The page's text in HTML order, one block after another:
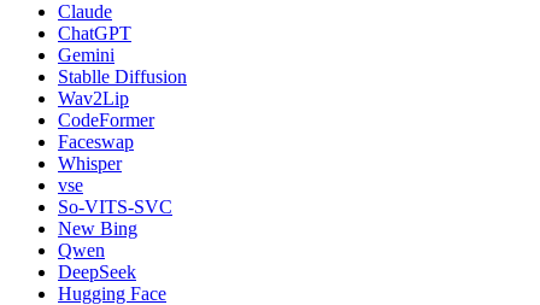
Claude
ChatGPT
Gemini
Stablle Diffusion
Wav2Lip
CodeFormer
Faceswap
Whisper
vse
So-VITS-SVC
New Bing
Qwen
DeepSeek
Hugging Face